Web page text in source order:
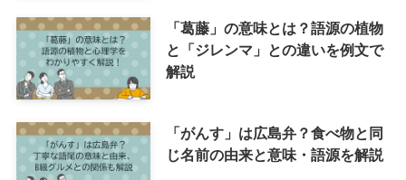
「葛藤」の意味とは？語源の植物
と「ジレンマ」との違いを例文で
解説
「がんす」は広島弁？食べ物と同
じ名前の由来と意味・語源を解説